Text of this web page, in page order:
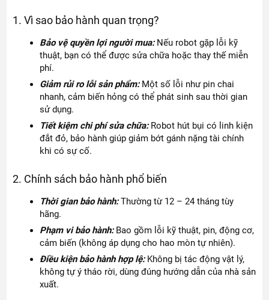
1. Vì sao bảo hành quan trọng?
Bảo vệ quyền lợi người mua:Nếu robot gặp lỗi kỹ
thuật, bạn có thể được sửa chữa hoặc thay thế miễn
phí.
Giảm rủi ro lỗi sản phẩm:Một số lỗi như pin chai
nhanh, cảm biến hỏng có thể phát sinh sau thời gian
sử dụng.
Tiết kiệm chi phí sửa chữa:Robot hút bụi có linh kiện
đắt đỏ, bảo hành giúp giảm bớt gánh nặng tài chính
khi có sự cố.
2. Chính sách bảo hành phổ biến
Thời gian bảo hành:Thường từ 12 – 24 tháng tùy
hãng.
Phạm vi bảo hành:Bao gồm lỗi kỹ thuật, pin, động cơ,
cảm biến (không áp dụng cho hao mòn tự nhiên).
Điều kiện bảo hành hợp lệ:Không bị tác động vật lý,
không tự ý tháo rời, dùng đúng hướng dẫn của nhà sản
xuất.